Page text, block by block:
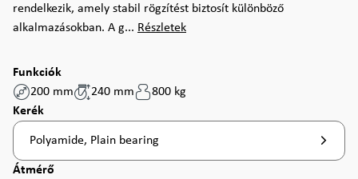
rendelkezik, amely stabil rögzítést biztosít különböző
alkalmazásokban. A g... Részletek
Funkciók
200 mm
240 mm
800 kg
Válasszon
Kerék
Polyamide, Plain bearing
Válasszon
Átmérő